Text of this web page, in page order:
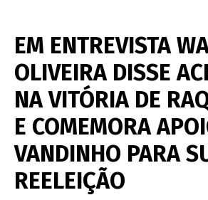
EM ENTREVISTA
OLIVEIRA DISSE
NA VITÓRIA DE
E COMEMORA
VANDINHO PARA
REELEIÇÃO